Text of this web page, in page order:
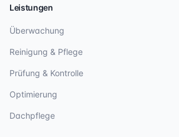
Leistungen
Überwachung
Reinigung & Pflege
Prüfung & Kontrolle
Optimierung
Dachpflege